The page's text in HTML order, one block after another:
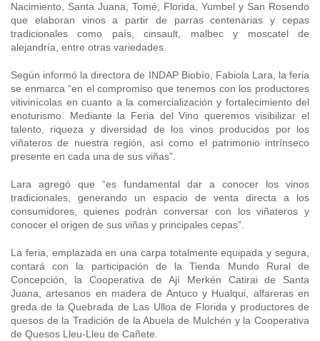
Nacimiento, Santa Juana, Tomé, Florida, Yumbel y San Rosendo
que elaboran vinos a partir de parras centenarias y cepas
tradicionales como país, cinsault, malbec y moscatel de
alejandría, entre otras variedades.
Según informó la directora de INDAP Biobío, Fabiola Lara, la feria
se enmarca “en el compromiso que tenemos con los productores
vitivinícolas en cuanto a la comercialización y fortalecimiento del
enoturismo. Mediante la Feria del Vino queremos visibilizar el
talento, riqueza y diversidad de los vinos producidos por los
viñateros de nuestra región, así como el patrimonio intrínseco
presente en cada una de sus viñas”.
Lara agregó que “es fundamental dar a conocer los vinos
tradicionales, generando un espacio de venta directa a los
consumidores, quienes podrán conversar con los viñateros y
conocer el origen de sus viñas y principales cepas”.
La feria, emplazada en una carpa totalmente equipada y segura,
contará con la participación de la Tienda Mundo Rural de
Concepción, la Cooperativa de Ají Merkén Catirai de Santa
Juana, artesanos en madera de Antuco y Hualqui, alfareras en
greda de la Quebrada de Las Ulloa de Florida y productores de
quesos de la Tradición de la Abuela de Mulchén y la Cooperativa
de Quesos Lleu-Lleu de Cañete.